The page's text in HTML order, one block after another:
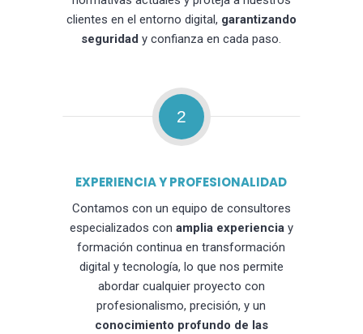
clientes en el entorno digital, garantizando
seguridad y confianza en cada paso.
2
EXPERIENCIA Y PROFESIONALIDAD
Contamos con un equipo de consultores
especializados con amplia experienciay
formación continua en transformación
digital y tecnología, lo que nos permite
abordar cualquier proyecto con
profesionalismo, precisión, y un
conocimiento profundo de las